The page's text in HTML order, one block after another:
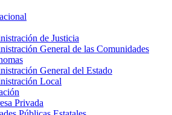
de Justicia
General de las Comunidades
General del Estado
Local
Privada